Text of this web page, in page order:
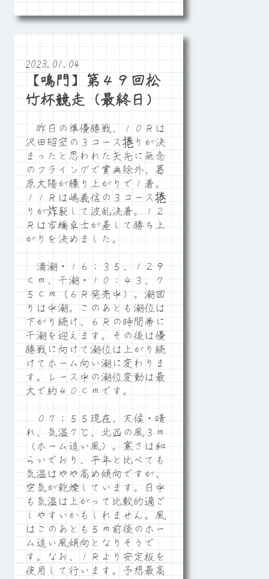
2023.01.04
【鳴門】第４９回松
竹杯競走（最終日）
昨日の準優勝戦、１０Ｒは
沢田昭宏の３コース捲りが決
まったと思われた矢先に無念
のフライングで賞典除外、葛
原大陽が繰り上がりで１着。
１１Ｒは嶋義信の３コース捲
りが炸裂して波乱決着。１２
Ｒは市橋卓士が差して勝ち上
がりを決めました。
満潮・１６：３５、１２９
ｃｍ、干潮・１０：４３、７
５ｃｍ（６Ｒ発売中）。潮回
りは中潮。このあとも潮位は
下がり続け、６Ｒの時間帯に
干潮を迎えます。その後は優
勝戦に向けて潮位は上がり続
けてホーム向い潮に変わりま
す。レース中の潮位変動は最
大で約４０ｃｍです。
０７：５５現在、天候・晴
れ、気温７℃、北西の風３ｍ
（ホーム追い風）。寒さは和
らいでおり、平年と比べても
気温はやや高め傾向ですが、
空気が乾燥しています。日中
も気温は上がって比較的過ご
しやすいかもしれません。風
はこのあとも５ｍ前後のホー
ム追い風傾向となりそうで
す。なお、１Ｒより安定板を
使用して行います。予想最高